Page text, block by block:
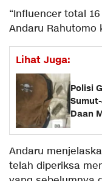
“Influencer total
Andaru Rahutomo
Lihat Juga:
Polisi
Daan
Andaru
telah diperiksa